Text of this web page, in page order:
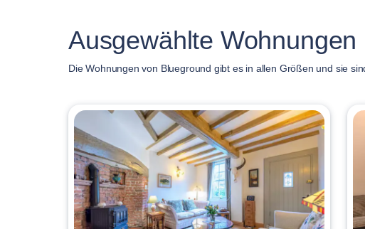
Ausgewählte Wohnungen
Die Wohnungen von Blueground gibt es in allen Größen und sie